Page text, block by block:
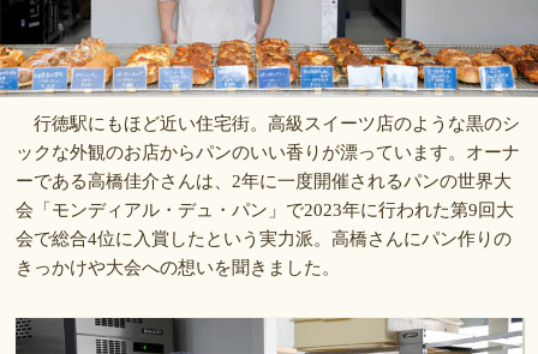
行徳駅にもほど近い住宅街。高級スイーツ店のような黒のシ
ックな外観のお店からパンのいい香りが漂っています。オーナ
ーである高橋佳介さんは、2年に一度開催されるパンの世界大
会「モンディアル・デュ・パン」で2023年に行われた第9回大
会で総合4位に入賞したという実力派。高橋さんにパン作りの
きっかけや大会への想いを聞きました。